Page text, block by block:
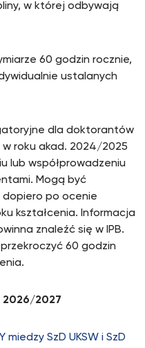
w której odbywają
60 godzin rocznie,
ustalanych
dla doktorantów
roku akad. 2024/2025
lub współprowadzeniu
Mogą być
po ocenie
kształcenia. Informacja
znaleźć się w IPB.
60 godzin
2026/2027
miedzy SzD UKSW i SzD